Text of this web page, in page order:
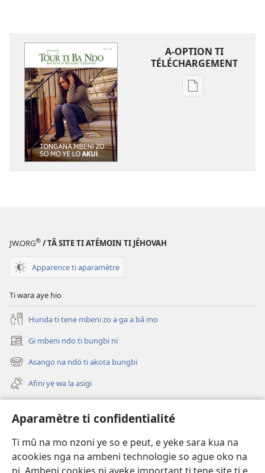
Aparamètre ti confidentialité
Ti mû na mo nzoni ye so e peut, e yeke sara kua na
acookies nga na ambeni technologie so ague oko na
A-OPTION TI
TÉLÉCHARGEMENT
A-
ye
JW.ORG® / TÂ SITE TI ATÉMOIN TI JÉHOVAH
Apparence ti aparamètre
Ti wara aye hio
Hunda ti tene mbeni zo a ga a bâ mo
Gi mbeni ndo ti bungbi ni
(zi
mbeni
fini
page)
Asango na ndö ti akota bungbi
(zi
mbeni
fini
page)
Afini ye wa la asigi
Videos with Audio Descriptions
Gi